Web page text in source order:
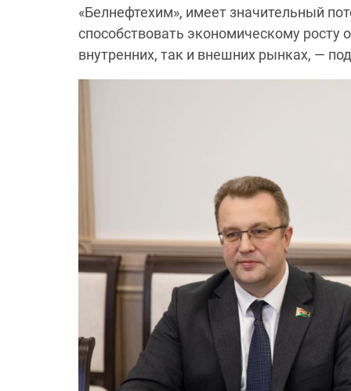
«Белнефтехим», имеет значительный
способствовать экономическому росту
внутренних, так и внешних рынках, —